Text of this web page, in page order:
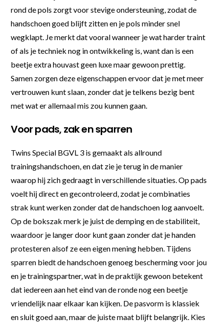
rond de pols zorgt voor stevige ondersteuning, zodat de
handschoen goed blijft zitten en je pols minder snel
wegklapt. Je merkt dat vooral wanneer je wat harder traint
of als je techniek nog in ontwikkeling is, want dan is een
beetje extra houvast geen luxe maar gewoon prettig.
Samen zorgen deze eigenschappen ervoor dat je met meer
vertrouwen kunt slaan, zonder dat je telkens bezig bent
met wat er allemaal mis zou kunnen gaan.
Voor pads, zak en sparren
Twins Special BGVL 3 is gemaakt als allround
trainingshandschoen, en dat zie je terug in de manier
waarop hij zich gedraagt in verschillende situaties. Op pads
voelt hij direct en gecontroleerd, zodat je combinaties
strak kunt werken zonder dat de handschoen log aanvoelt.
Op de bokszak merk je juist de demping en de stabiliteit,
waardoor je langer door kunt gaan zonder dat je handen
protesteren alsof ze een eigen mening hebben. Tijdens
sparren biedt de handschoen genoeg bescherming voor jou
en je trainingspartner, wat in de praktijk gewoon betekent
dat iedereen aan het eind van de ronde nog een beetje
vriendelijk naar elkaar kan kijken. De pasvorm is klassiek
en sluit goed aan, maar de juiste maat blijft belangrijk. Kies